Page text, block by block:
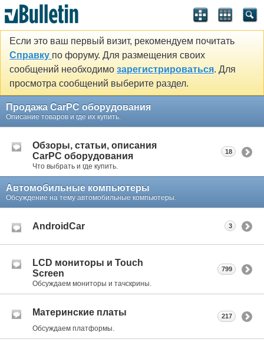
Если это ваш первый визит, рекомендуем почитать
Справку по форуму. Для размещения своих
сообщений необходимо зарегистрироваться. Для
просмотра сообщений выберите раздел.
Продажа CarPC оборудования
Описание товаров и где их купить.
Обзоры, статьи, описания
CarPC оборудования
Что выбрать и где купить.
18
Автомобильные компьютеры
Обсуждение на тему автомобильные компьютеры.
AndroidCar 3
LCD мониторы и Touch
Screen
Обсуждаем мониторы и тачскрины.
799
Материнские платы
Обсуждаем платформы.
217